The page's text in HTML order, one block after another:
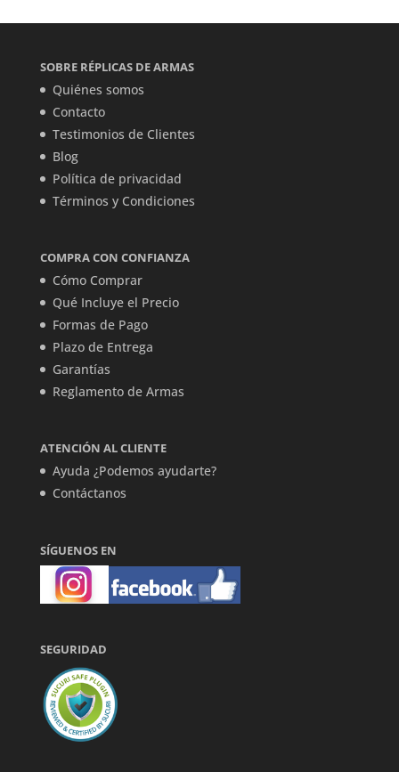
SOBRE RÉPLICAS DE ARMAS
Quiénes somos
Contacto
Testimonios de Clientes
Blog
Política de privacidad
Términos y Condiciones
COMPRA CON CONFIANZA
Cómo Comprar
Qué Incluye el Precio
Formas de Pago
Plazo de Entrega
Garantías
Reglamento de Armas
ATENCIÓN AL CLIENTE
Ayuda ¿Podemos ayudarte?
Contáctanos
SÍGUENOS EN
SEGURIDAD